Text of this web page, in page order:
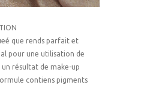
que rends parfait et
pour une utilisation de
résultat de make-up
contiens pigments